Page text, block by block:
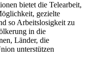
bietet die Telearbeit,
gezielte
so Arbeitslosigkeit zu
in die
Länder, die
unterstützen